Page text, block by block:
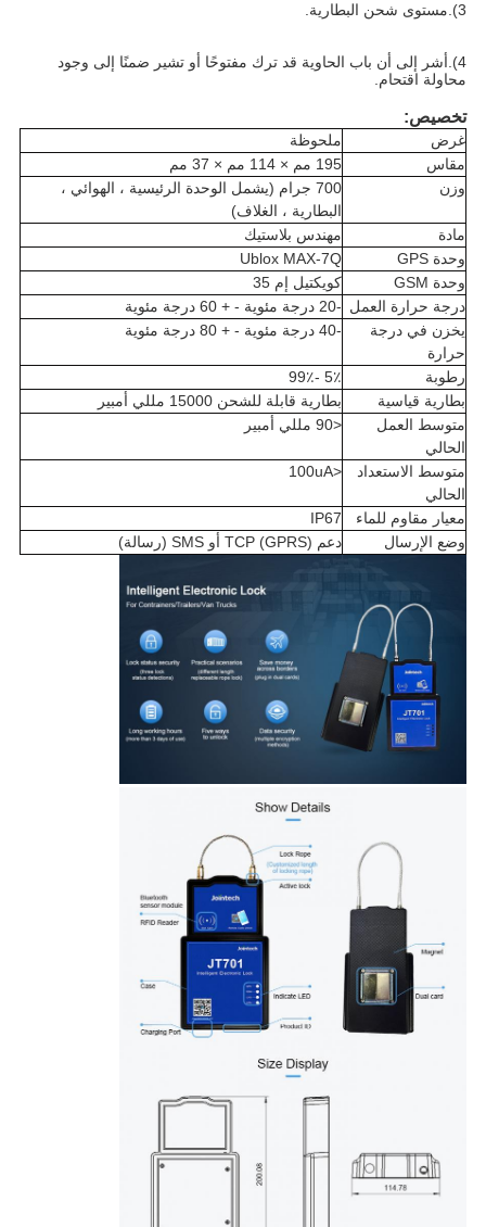
3).مستوى شحن البطارية.
4).أشر إلى أن باب الحاوية قد ترك مفتوحًا أو تشير ضمنًا إلى وجود
محاولة اقتحام.
تخصيص:
غرض
ملحوظة
مقاس
195 مم × 114 مم × 37 مم
وزن
700 جرام (يشمل الوحدة الرئيسية ، الهوائي ،
البطارية ، الغلاف)
مادة
مهندس بلاستيك
وحدة GPS
Ublox MAX-7Q
وحدة GSM
كويكتيل إم 35
درجة حرارة العمل -20 درجة مئوية - + 60 درجة مئوية
يخزن في درجة
حرارة
-40 درجة مئوية - + 80 درجة مئوية
رطوبة
5٪ -99٪
بطارية قياسية
بطارية قابلة للشحن 15000 مللي أمبير
متوسط ​​العمل
الحالي
<90 مللي أمبير
متوسط ​​الاستعداد
الحالي
<100uA
معيار مقاوم للماء
IP67
وضع الإرسال
دعم TCP (GPRS) أو SMS (رسالة)